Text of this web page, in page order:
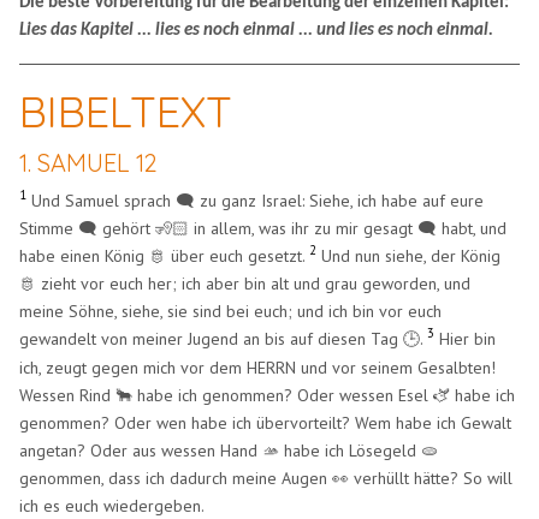
Lies das Kapitel ... lies es noch einmal ... und lies es noch einmal.
BIBELTEXT
1. SAMUEL 12
1 Und Samuel sprach 🗨️ zu ganz Israel: Siehe, ich habe auf eure
Stimme 🗨️ gehört 🧏🏻 in allem, was ihr zu mir gesagt 🗨️ habt, und
habe einen König 🫅 über euch gesetzt. 2 Und nun siehe, der König
🫅 zieht vor euch her; ich aber bin alt und grau geworden, und
meine Söhne, siehe, sie sind bei euch; und ich bin vor euch
gewandelt von meiner Jugend an bis auf diesen Tag🕒.3 Hier bin
ich, zeugt gegen mich vor dem HERRN und vor seinem Gesalbten!
Wessen Rind 🐂 habe ich genommen? Oder wessen Esel 🫏 habe ich
genommen? Oder wen habe ich übervorteilt? Wem habe ich Gewalt
angetan? Oder aus wessen Hand 🫴 habe ich Lösegeld 🫓
genommen, dass ich dadurch meine Augen 👀 verhüllt hätte? So will
ich es euch wiedergeben.